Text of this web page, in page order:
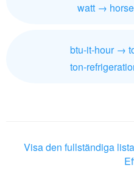
watt →
btu-it-hour →
ton-
Visa den fullständiga